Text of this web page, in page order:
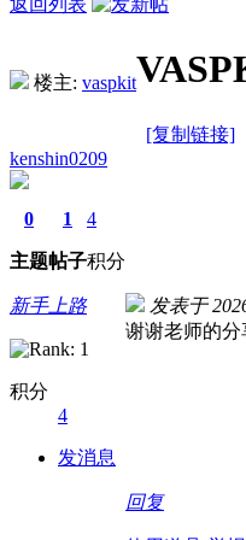
楼主: vaspkit
[复制链接]
kenshin0209
0
主题
1
帖子
4
积分
新手上路
积分
4
发消息
发表于
谢谢老师的分
回复